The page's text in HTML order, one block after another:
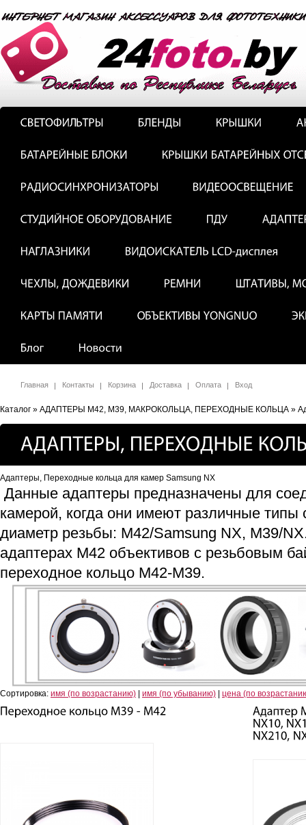
Главная Контакты Корзина Доставка Оплата Вход
Каталог » АДАПТЕРЫ M42, M39, МАКРОКОЛЬЦА, ПЕРЕХОДНЫЕ КОЛЬЦА »
Адаптеры, Переходные кольца для камер Samsung NX
Данные адаптеры предназначены для
камерой, когда они имеют различные типы
диаметр резьбы: M42/Samsung NX, M39/
адаптерах М42 объективов с резьбовым
переходное кольцо M42-M39.
Сортировка: имя (по возрастанию) имя (по убыванию) цена (по